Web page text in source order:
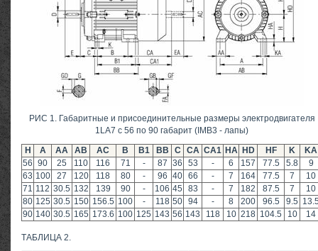
РИС 1. Габаритные и присоединительные размеры электродвигателя
1LA7 с 56 по 90 габарит (IMB3 - лапы)
Н
A AA AB AC B B1 BB C CA CA1 HA HD HF K
KA
56 90 25 110 116 71 - 87 36 53 - 6 157 77.5 5.8
9
63 100 27 120 118 80 - 96 40 66 - 7 164 77.5 7
10
71 112 30.5 132 139 90 - 106 45 83 - 7 182 87.5 7
10
80 125 30.5 150 156.5 100 - 118 50 94 - 8 200 96.5 9.5
90 140 30.5 165 173.6 100 125 143 56 143 118 10 218 104.5 10 14
ТАБЛИЦА 2.